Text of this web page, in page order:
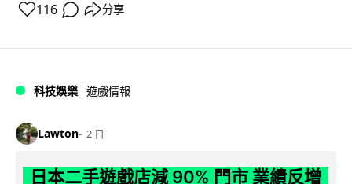
116 分享
科技娛樂 遊戲情報
Lawton 2 日
日本二手遊戲店減 90% 門市 業績反增